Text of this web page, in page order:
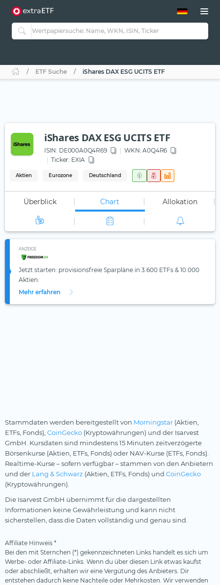
ETF-Guide 2.0
Guide Aktive ETFs
ETF-Sparpläne
ETF Suche iShares DAX ESG UCITS ETF
iShares DAX ESG UCITS ETF
ISIN: DE000A0Q4R69 WKN: A0Q4R6
Ticker: EXIA
Aktien Eurozone Deutschland
Überblick Chart Allokation
ANZEIGE
Jetzt starten: provisionsfreie Sparpläne in 3.600 ETFs & 10.000
Aktien.
Mehr erfahren
Stammdaten werden bereitgestellt von Morningstar (Aktien,
ETFs, Fonds), CoinGecko (Kryptowährungen) und der Isarvest
GmbH. Kursdaten sind mindestens 15 Minuten zeitverzögerte
Börsenkurse (Aktien, ETFs, Fonds) oder NAV-Kurse (ETFs, Fonds).
Realtime-Kurse – sofern verfügbar – stammen von den Anbietern
und der Lang & Schwarz (Aktien, ETFs, Fonds) und CoinGecko
(Kryptowährungen).
Die Isarvest GmbH übernimmt für die dargestellten
Informationen keine Gewährleistung und kann nicht
sicherstellen, dass die Daten vollständig und genau sind.
Affiliate Hinweis *
Bei den mit Sternchen (*) gekennzeichneten Links handelt es sich um
Werbe- oder Affiliate-Links. Wenn du über diesen Link etwas kaufst
oder abschließt, erhalten wir eine Vergütung des Anbieters. Dir
entstehen dadurch keine Nachteile oder Mehrkosten. Wir verwenden